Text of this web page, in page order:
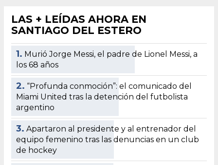
LAS + LEÍDAS AHORA EN
SANTIAGO DEL ESTERO
1. Murió Jorge Messi, el padre de Lionel Messi, a
los 68 años
2. “Profunda conmoción”: el comunicado del
Miami United tras la detención del futbolista
argentino
3. Apartaron al presidente y al entrenador del
equipo femenino tras las denuncias en un club
de hockey